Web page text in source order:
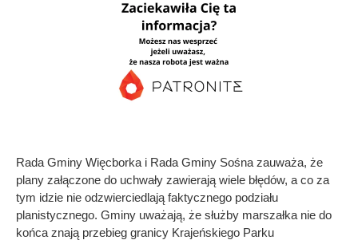
Rada Gminy Więcborka i Rada Gminy Sośna zauważa, że
plany załączone do uchwały zawierają wiele błędów, a co za
tym idzie nie odzwierciedlają faktycznego podziału
planistycznego. Gminy uważają, że służby marszałka nie do
końca znają przebieg granicy Krajeńskiego Parku